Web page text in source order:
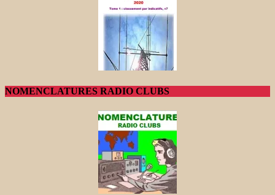
NOMENCLATURES RADIO CLUBS